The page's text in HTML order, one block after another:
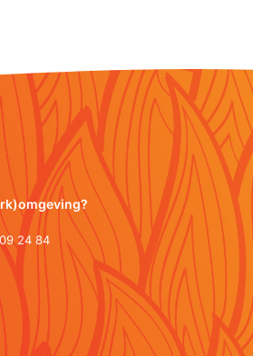
24 84